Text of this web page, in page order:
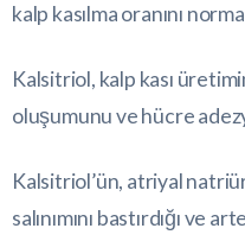
kalp kasılma oranını
Kalsitriol, kalp kası
oluşumunu ve hücre
Kalsitriol’ün, atriyal
salınımını bastırdığı ve